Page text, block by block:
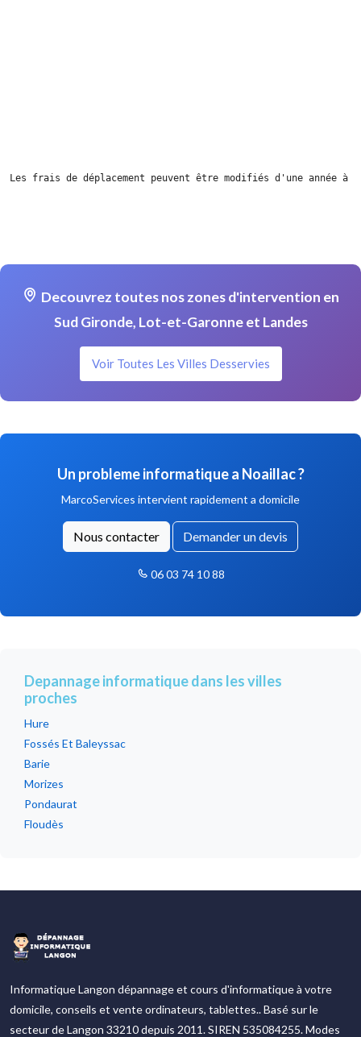
Les frais de déplacement peuvent être modifiés d'une année à
Decouvrez toutes nos zones d'intervention en
Sud Gironde, Lot-et-Garonne et Landes
Voir Toutes Les Villes Desservies
Un probleme informatique a Noaillac ?
MarcoServices intervient rapidement a domicile
Nous contacter Demander un devis
06 03 74 10 88
Depannage informatique dans les villes
proches
Hure
Fossés Et Baleyssac
Barie
Morizes
Pondaurat
Floudès
Informatique Langon dépannage et cours d'informatique à votre
domicile, conseils et vente ordinateurs, tablettes.. Basé sur le
secteur de Langon 33210 depuis 2011. SIREN 535084255. Modes